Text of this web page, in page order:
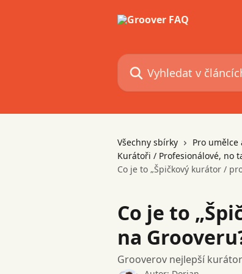
Vyhledat v článcích…
Všechny sbírky
Pro umělce
Kurátoři / Profesionálové, no
Co je to „Špičkový kurátor /
Co je to
na
Grooverov nejlepší